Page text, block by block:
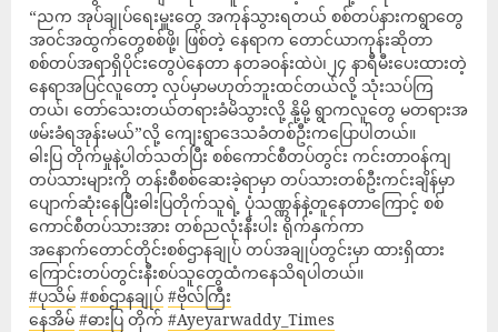
“ညက အုပ်ချုပ်ရေးမှူးတွေ အကုန်သွားရတယ် စစ်တပ်နားကရွာတွေ
အ၀င်အထွက်တွေစစ်ဖို့၊ ဖြစ်တဲ့ နေရာက တောင်ယာကုန်းဆိုတာ
စစ်တပ်အရာရှိပိုင်းတွေပဲနေတာ နတခ၀န်းထဲပဲ၊၂၄ နာရီမီးပေးထားတဲ့
နေရာအပြင်လူတော့ လုပ်မှာမဟုတ်ဘူးထင်တယ်လို့ သုံးသပ်ကြ
တယ်၊ တော်သေးတယ်တရားခံမိသွားလို့ နို့မို့ ရွာကလူတွေ မတရားအ
ဖမ်းခံရအုန်းမယ်”လို့ ကျေးရွာဒေသခံတစ်ဦးကပြောပါတယ်။
ဓါးပြ တိုက်မှုနဲ့ပါတ်သတ်ပြီး စစ်ကောင်စီတပ်တွင်း ကင်းတာ၀န်ကျ
တပ်သားများကို တန်းစီစစ်ဆေးခဲ့ရာမှာ တပ်သားတစ်ဦးကင်းချိန်မှာ
ပျောက်ဆုံးနေပြီးဓါးပြတိုက်သူရဲ့ ပုံသဏ္ဏန်နဲ့တူနေတာကြောင့် စစ်
ကောင်စီတပ်သားအား တစ်ညလုံးနီးပါး ရိုက်နှက်ကာ
အနောက်တောင်တိုင်းစစ်ဌာနချုပ် တပ်အချုပ်တွင်းမှာ ထားရှိထား
ကြောင်းတပ်တွင်းနီးစပ်သူတွေထံကနေသိရပါတယ်။
#ပုသိမ် #စစ်ဌာနချုပ် #ဗိုလ်ကြီး
နေအိမ် #ဓားပြ တိုက် #Ayeyarwaddy_Times